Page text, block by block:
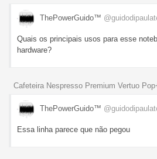
ThePowerGuido™
Quais os principais usos para esse
hardware?
Cafeteira Nespresso Premium Vertuo
ThePowerGuido™
Essa linha parece que não pegou